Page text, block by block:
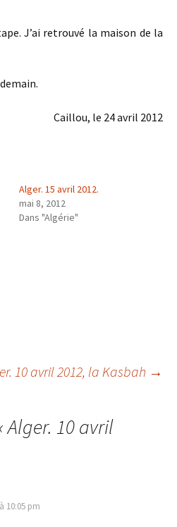
J’ai retrouvé la maison de la
Caillou, le 24 avril 2012
Alger. 15 avril 2012.
mai 8, 2012
Dans "Algérie"
10 avril 2012, la Kasbah →
Alger. 10 avril
10:05 pm